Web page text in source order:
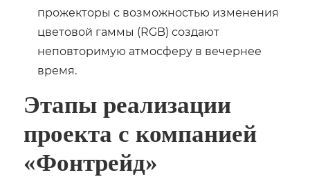
прожекторы с возможностью изменения
цветовой гаммы (RGB) создают
неповторимую атмосферу в вечернее
время.
Этапы реализации
проекта с компанией
«Фонтрейд»